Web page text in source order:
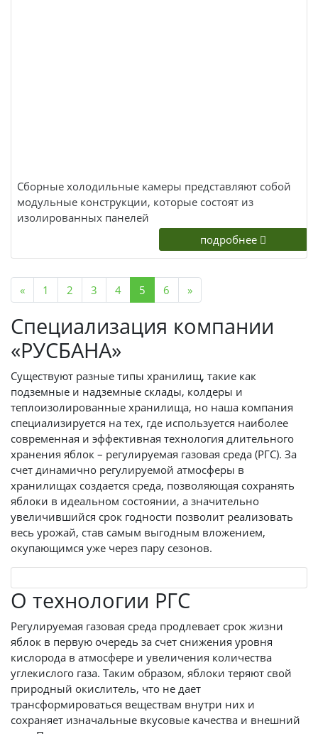
Сборные холодильные камеры представляют собой
модульные конструкции, которые состоят из
изолированных панелей
подробнее
« 1 2 3 4 5 6 »
Специализация компании
«РУСБАНА»
Существуют разные типы хранилищ, такие как
подземные и надземные склады, колдеры и
теплоизолированные хранилища, но наша компания
специализируется на тех, где используется наиболее
современная и эффективная технология длительного
хранения яблок – регулируемая газовая среда (РГС). За
счет динамично регулируемой атмосферы в
хранилищах создается среда, позволяющая сохранять
яблоки в идеальном состоянии, а значительно
увеличившийся срок годности позволит реализовать
весь урожай, став самым выгодным вложением,
окупающимся уже через пару сезонов.
О технологии РГС
Регулируемая газовая среда продлевает срок жизни
яблок в первую очередь за счет снижения уровня
кислорода в атмосфере и увеличения количества
углекислого газа. Таким образом, яблоки теряют свой
природный окислитель, что не дает
трансформироваться веществам внутри них и
сохраняет изначальные вкусовые качества и внешний